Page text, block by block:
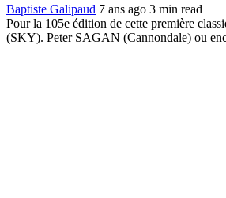
Baptiste Galipaud 7 ans ago 3 min read
Pour la 105e édition de cette première
(SKY). Peter SAGAN (Cannondale) ou